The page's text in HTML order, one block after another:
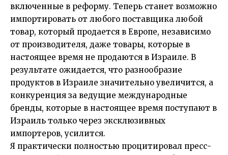
включенные в реформу. Теперь станет возможно
импортировать от любого поставщика любой
товар, который продается в Европе, независимо
от производителя, даже товары, которые в
настоящее время не продаются в Израиле. В
результате ожидается, что разнообразие
продуктов в Израиле значительно увеличится, а
конкуренция за ведущие международные
бренды, которые в настоящее время поступают в
Израиль только через эксклюзивных
импортеров, усилится.
Я практически полностью процитировал пресс-